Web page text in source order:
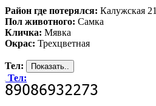
Район где потерялся: Калужская 21
Пол животного: Самка
Кличка: Мявка
Окрас: Трехцветная
Тел:
Тел: